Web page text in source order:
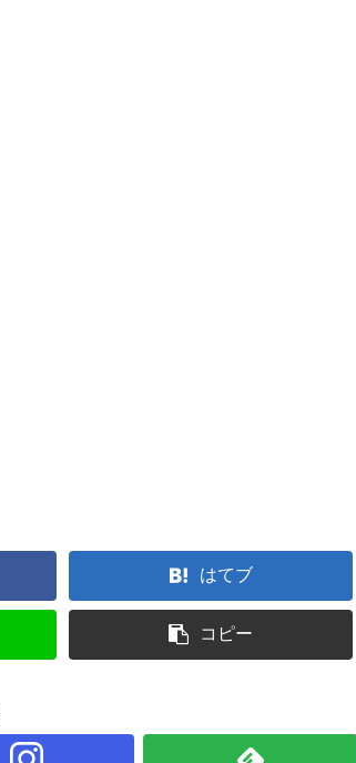
はてブ
コピー